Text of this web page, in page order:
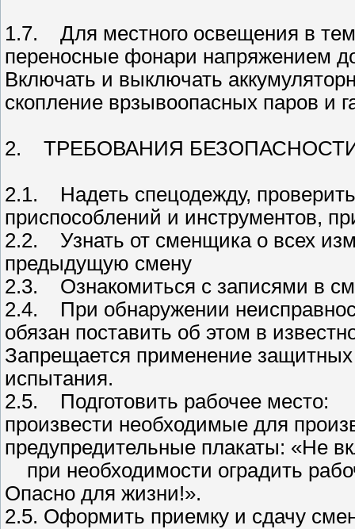
1.7. Для местного освещения в
переносные фонари напряжением
Включать и выключать
скопление врзывоопасных паров и
2. ТРЕБОВАНИЯ
2.1. Надеть спецодежду,
приспособлений и инструментов,
2.2. Узнать от сменщика о всех
предыдущую смену
2.3. Ознакомиться с записями в
2.4. При обнаружении
обязан поставить об этом в
Запрещается применение
испытания.
2.5. Подготовить рабочее место:
произвести необходимые для
предупредительные плакаты: «Не
при необходимости оградить
Опасно для жизни!».
2.5. Оформить приемку и сдачу